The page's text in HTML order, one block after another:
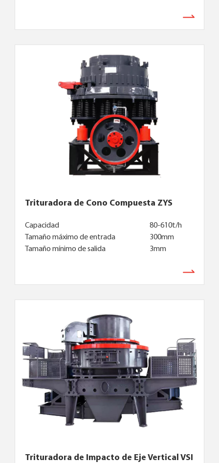
Trituradora de Cono Compuesta ZYS
Capacidad
80-610t/h
Tamaño máximo de entrada
300mm
Tamaño mínimo de salida
3mm
Trituradora de Impacto de Eje Vertical VSI